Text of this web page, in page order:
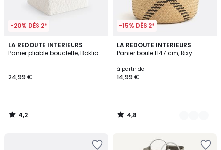
-20% DÈS 2*
LA REDOUTE INTERIEURS
Panier pliable bouclette, Boklio
24,99 €
4,2
/ 5
4,2
/
-15% DÈS 2*
LA REDOUTE INTERIEURS
Panier boule H47 cm, Rixy
à partir de
14,99 €
4,8
/ 5
2
Couleurs
4,8
/